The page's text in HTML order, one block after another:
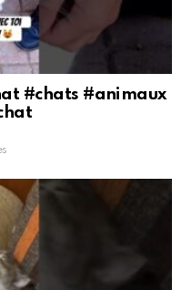
#chats #animaux